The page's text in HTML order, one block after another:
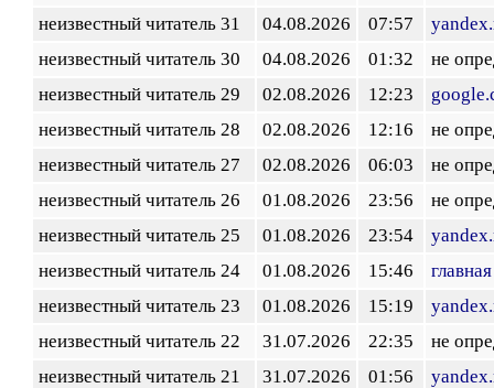
неизвестный читатель 31
04.08.2026 07:57
неизвестный читатель 30
04.08.2026 01:32
не
неизвестный читатель 29
02.08.2026 12:23
неизвестный читатель 28
02.08.2026 12:16
не
неизвестный читатель 27
02.08.2026 06:03
не
неизвестный читатель 26
01.08.2026 23:56
не
неизвестный читатель 25
01.08.2026 23:54
неизвестный читатель 24
01.08.2026 15:46
неизвестный читатель 23
01.08.2026 15:19
неизвестный читатель 22
31.07.2026 22:35
не
неизвестный читатель 21
31.07.2026 01:56